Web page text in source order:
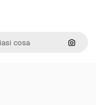
Cerca